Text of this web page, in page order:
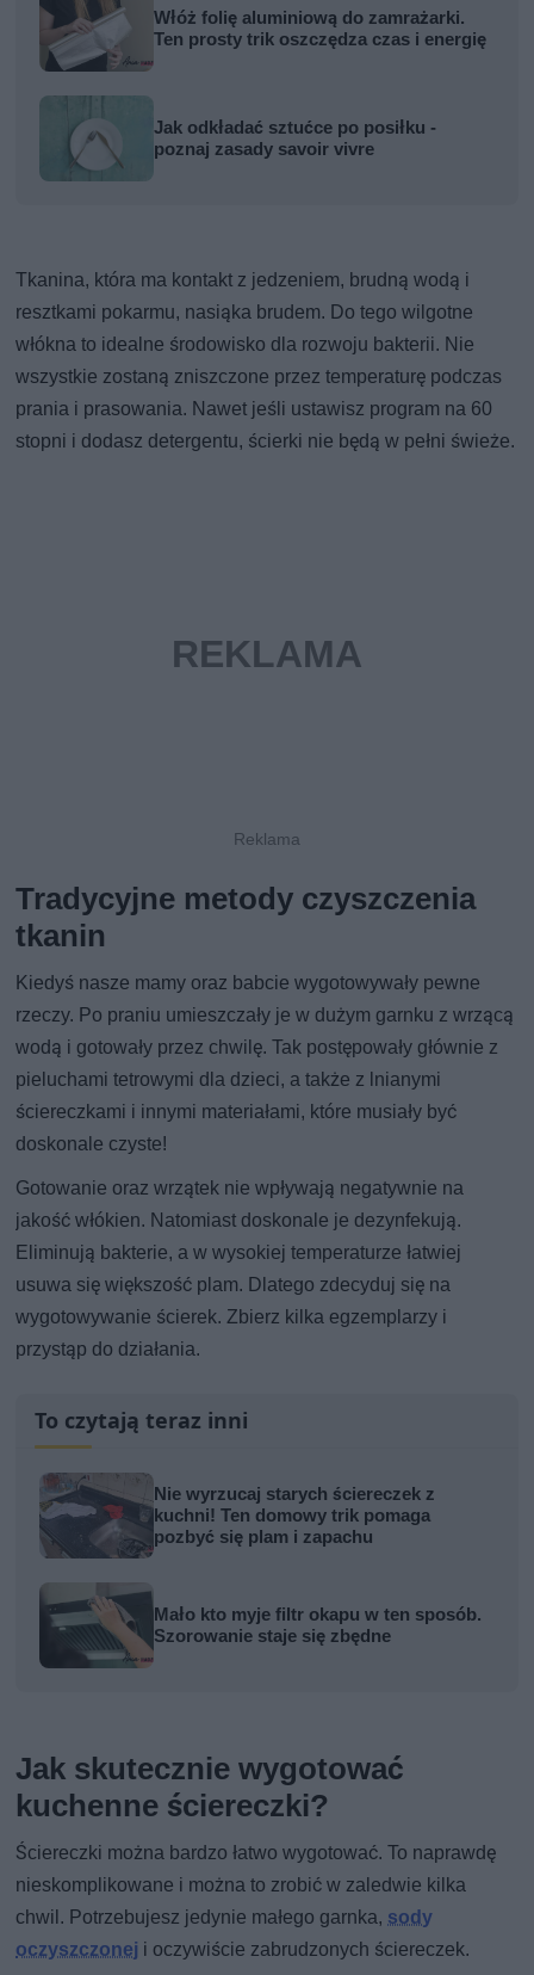
Włóż folię aluminiową do zamrażarki.
Ten prosty trik oszczędza czas i energię
Jak odkładać sztućce po posiłku -
poznaj zasady savoir vivre
Tkanina, która ma kontakt z jedzeniem, brudną wodą i
resztkami pokarmu, nasiąka brudem. Do tego wilgotne
włókna to idealne środowisko dla rozwoju bakterii. Nie
wszystkie zostaną zniszczone przez temperaturę podczas
prania i prasowania. Nawet jeśli ustawisz program na 60
stopni i dodasz detergentu, ścierki nie będą w pełni świeże.
Tradycyjne metody czyszczenia
tkanin
Kiedyś nasze mamy oraz babcie wygotowywały pewne
rzeczy. Po praniu umieszczały je w dużym garnku z wrzącą
wodą i gotowały przez chwilę. Tak postępowały głównie z
pieluchami tetrowymi dla dzieci, a także z lnianymi
ściereczkami i innymi materiałami, które musiały być
doskonale czyste!
Gotowanie oraz wrzątek nie wpływają negatywnie na
jakość włókien. Natomiast doskonale je dezynfekują.
Eliminują bakterie, a w wysokiej temperaturze łatwiej
usuwa się większość plam. Dlatego zdecyduj się na
wygotowywanie ścierek. Zbierz kilka egzemplarzy i
przystąp do działania.
To czytają teraz inni
Nie wyrzucaj starych ściereczek z
kuchni! Ten domowy trik pomaga
pozbyć się plam i zapachu
Mało kto myje filtr okapu w ten sposób.
Szorowanie staje się zbędne
Jak skutecznie wygotować
kuchenne ściereczki?
Ściereczki można bardzo łatwo wygotować. To naprawdę
nieskomplikowane i można to zrobić w zaledwie kilka
chwil. Potrzebujesz jedynie małego garnka, sody
oczyszczonej i oczywiście zabrudzonych ściereczek.